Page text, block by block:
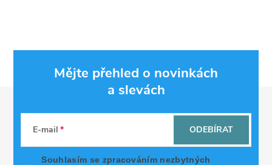
Mějte přehled o novinkách
a slevách
E-mail
Souhlasím se zpracováním nezbytných
ODEBÍRAT